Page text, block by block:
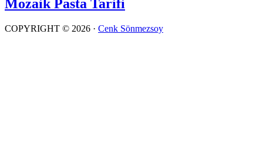
Mozaik Pasta Tarifi
COPYRIGHT © 2026 · Cenk Sönmezsoy